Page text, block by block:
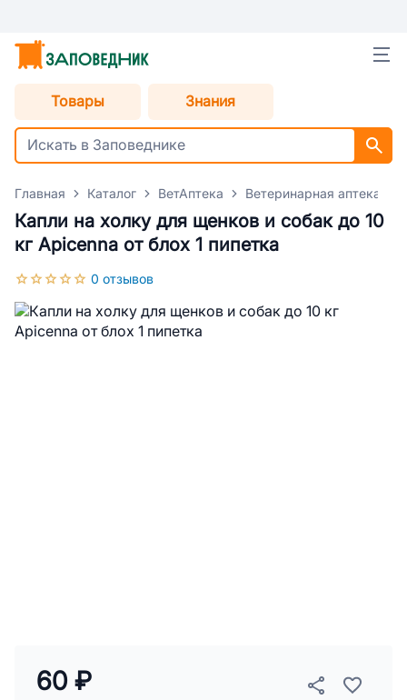
Товары Знания
Главная Каталог ВетАптека Ветеринарная аптека
Капли на холку для щенков и собак до 10
кг Apicenna от блох 1 пипетка
0 отзывов
60 ₽